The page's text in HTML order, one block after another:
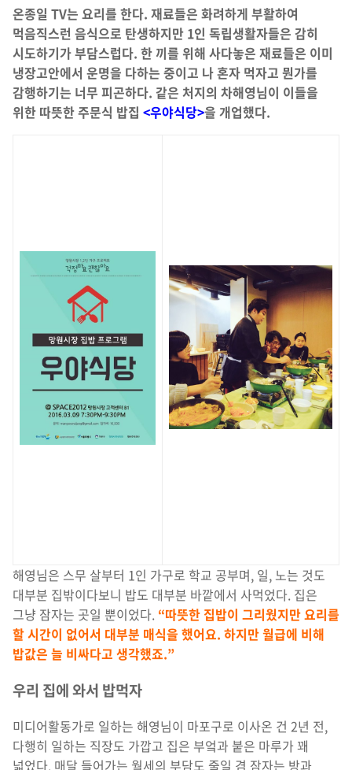
온종일 TV는 요리를 한다. 재료들은 화려하게 부활하여
먹음직스런 음식으로 탄생하지만 1인 독립생활자들은 감히
시도하기가 부담스럽다. 한 끼를 위해 사다놓은 재료들은 이미
냉장고안에서 운명을 다하는 중이고 나 혼자 먹자고 뭔가를
감행하기는 너무 피곤하다. 같은 처지의 차해영님이 이들을
위한 따뜻한 주문식 밥집 <우야식당>을 개업했다.
해영님은 스무 살부터 1인 가구로 학교 공부며, 일, 노는 것도
대부분 집밖이다보니 밥도 대부분 바깥에서 사먹었다. 집은
그냥 잠자는 곳일 뿐이었다. “따뜻한 집밥이 그리웠지만 요리를
할 시간이 없어서 대부분 매식을 했어요. 하지만 월급에 비해
밥값은 늘 비싸다고 생각했죠.”
우리 집에 와서 밥먹자
미디어활동가로 일하는 해영님이 마포구로 이사온 건 2년 전,
다행히 일하는 직장도 가깝고 집은 부엌과 붙은 마루가 꽤
넓었다. 매달 들어가는 월세의 부담도 줄일 겸 잠자는 방과